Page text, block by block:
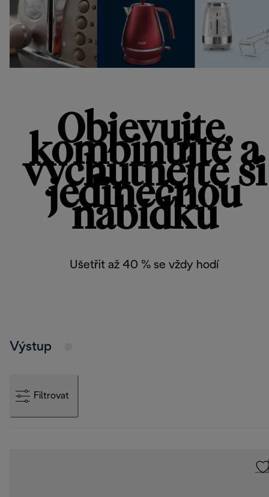
Objevujte,
kombinujte a
vychutnejte si
jedinečnou
nabídku
Ušetřit až 40 % se vždy hodí
Výstup
Filtrovat